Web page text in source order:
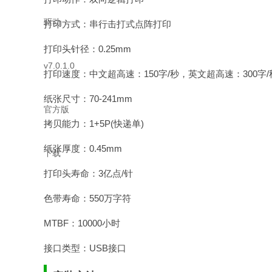
打印方式：串行击打式点阵打印
打印头针径：0.25mm
打印速度：中文超高速：150字/秒，英文超高速：300字/
纸张尺寸：70-241mm
拷贝能力：1+5P(快递单)
纸张厚度：0.45mm
打印头寿命：3亿点/针
色带寿命：550万字符
MTBF：10000小时
接口类型：USB接口